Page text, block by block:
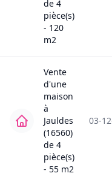
de 4
pièce(s)
- 120
m2
Vente
d'une
maison
à
Jauldes
(16560)
de 4
pièce(s)
- 55 m2
03-